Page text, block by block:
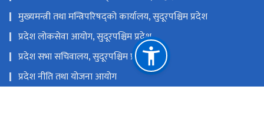
मुख्यमन्त्री तथा मन्त्रिपरिषद्को कार्यालय, सुदूरपश्चिम प्रदेश
प्रदेश लोकसेवा आयोग, सुदूरपश्चिम प्रदेश
प्रदेश सभा सचिवालय, सुदूरपश्चिम प्रदेश
प्रदेश नीति तथा योजना आयोग